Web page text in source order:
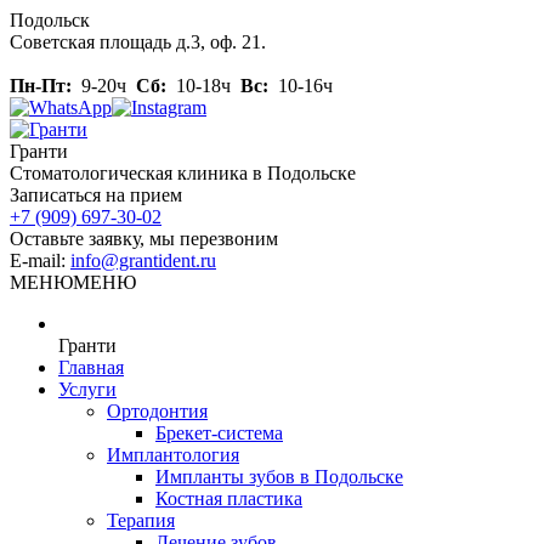
Skip
to
Подольск
Советская площадь д.3, оф. 21.
Пн-Пт: 9-20ч Сб: 10-18ч Вс: 10-16ч
Гранти
Стоматологическая клиника в Подольске
Записаться на прием
+7 (909) 697-30-02
Оставьте заявку, мы перезвоним
E-mail: info@grantident.ru
МЕНЮМЕНЮ
Гранти
Главная
Услуги
Ортодонтия
Брекет-система
Имплантология
Импланты зубов в Подольске
Костная пластика
Терапия